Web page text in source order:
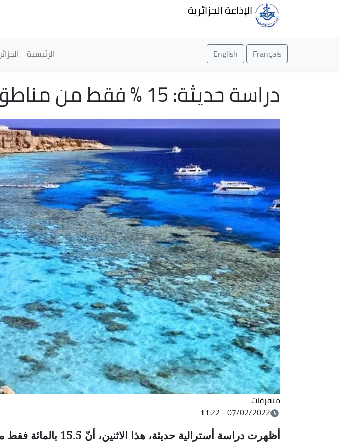
الإذاعة الجزائرية
Français
English القائمة
الرئيسية الجزائر
دراسة حديثة: 15 % فقط من مناطق العالم الساحلية "سليمة بيئيًا"
متفرقات
07/02/2022 - 11:22
أظهرت دراسة أسترالية حديثة، هذا